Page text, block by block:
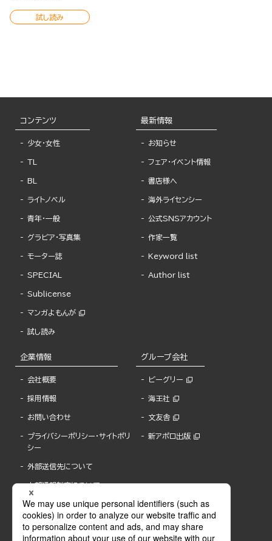
試し読み
コンテンツ
少女・女性
TL
BL
ライトノベル
青年・一般
グラビア・写真集
モーター誌
SPECIAL
Sublicense
マンガよもんが
試し読み
最新情報
お知らせ
フェア・イベント情報
書店様へ
海外ライセンシー
公式SNSアカウント
作家一覧
Keyword list
Author list
企業情報
会社概要
採用情報
お問い合わせ
プライバシーポリシー・サイトポリ
シー
外部送信先について
内部通報制度について
グループ会社
ビーグリー
海王社
文友舎
新アポロ出版